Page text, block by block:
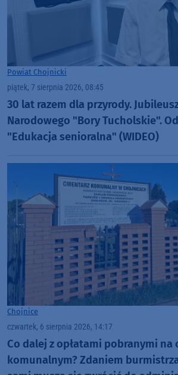
Powiat Chojnicki
piątek, 7 sierpnia 2026, 08:45
30 lat razem dla przyrody.
Narodowego "Bory Tucholskie".
"Edukacja senioralna" (WIDEO)
Chojnice
czwartek, 6 sierpnia 2026, 14:17
Co dalej z opłatami pobranymi na
komunalnym? Zdaniem